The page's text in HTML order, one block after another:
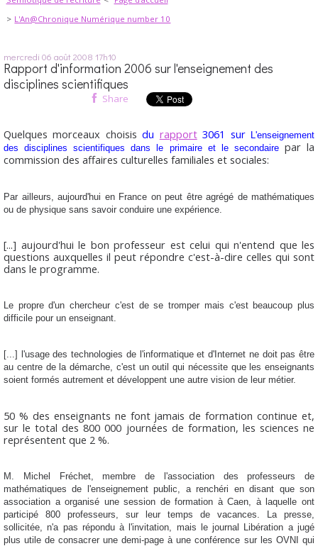
L'An@Chronique Numérique number 10
mercredi 06 août 2008 17h10
Rapport d'information 2006 sur l'enseignement des
disciplines scientifiques
Share
Quelques morceaux choisisdu rapport 3061 sur
L'enseignement
des disciplines scientifiques dans le primaire et le secondairepar la
commission des affaires culturelles familiales et sociales:
Par ailleurs, aujourd'hui en France on peut être agrégé de mathématiques
ou de physique sans savoir conduire une expérience
[...] aujourd'hui le bon professeur est celui qui n'entend que les
questions auxquelles il peut répondre c'est-à-dire celles qui sont
dans le programme.
Le propre d'un chercheur c'est de se tromper mais c'est beaucoup plus
difficile pour un enseignant.
[...]
l'usage des technologies de l'informatique et d'Internet ne doit pas être
au centre de la démarche, c'est un outil qui nécessite que les enseignants
soient formés autrement et développent une autre vision de leur métier.
50 % des enseignants ne font jamais de formation continue et,
sur le total des 800 000 journées de formation, les sciences ne
représentent que 2 %.
M. Michel Fréchet, membre de l'association des professeurs de
mathématiques de l'enseignement public, a renchéri en disant que son
association a organisé une session de formation à Caen, à laquelle ont
participé 800 professeurs, sur leur temps de vacances. L a presse,
sollicitée, n'a pas répondu à l'invitation, mais le journal Libération a jugé
plus utile de consacrer une demi-page à une conférence sur les OVNI qui